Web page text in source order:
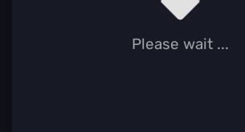
Please wait ...